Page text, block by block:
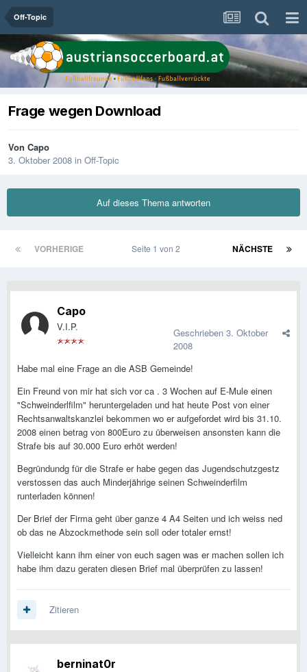
Off-Topic
Frage wegen Download
Von Capo
3. Oktober 2008 in Off-Topic
Auf dieses Thema antworten
VORHERIGE NÄCHSTE
Seite 1 von 2
Capo
V.I.P. Geschrieben 3. Oktober
2008
Habe mal eine Frage an die ASB Gemeinde!
Ein Freund von mir hat sich vor ca . 3 Wochen auf E-Mule einen
"Schweinderlfilm" heruntergeladen und hat heute Post von einer
Rechtsanwaltskanzlei bekommen wo er aufgefordet wird bis 31.10.
2008 einen betrag von 800Euro zu überweisen ansonsten kann die
Strafe bis auf 30.000 Euro erhöt werden!
Begründundg für die Strafe er habe gegen das Jugendschutzgestz
verstossen das auch Minderjährige seinen Schweinderfilm
runterladen können!
Der Brief der Firma geht über ganze 4 A4 Seiten und ich weiss ned
ob das ne Abzockmethode sein soll oder totaler ernst!
Vielleicht kann ihm einer von euch sagen was er machen sollen ich
habe ihm dazu geraten diesen Brief mal überprüfen zu lassen!
Zitieren
berninat0r